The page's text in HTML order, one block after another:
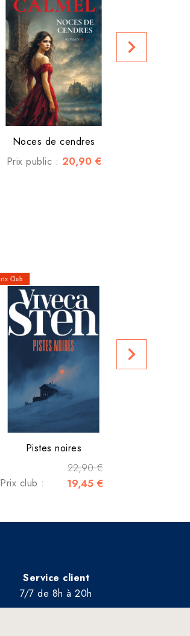
Noces de cendres
Prix public : 20,90 €
Prix club :
navigate_next
Pistes noires
22,90 €
Prix club : 19,45 €
Prix club :
navigate_next
Service client
7/7 de 8h à 20h